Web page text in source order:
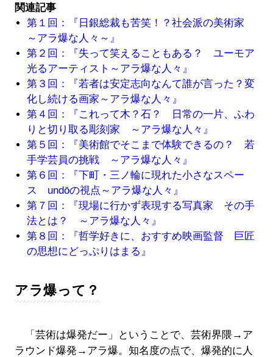
関連記事
第１回：『日銀総裁も苦笑！？社会派の美術家
～アラ爆な人々～』
第２回：『失って笑えることもある？ ユーモア
光るアーティスト～アラ爆な人々』
第３回：『若者は安定志向なんて誰が言った？変
化し続ける画家～アラ爆な人々』
第４回：『これって木？石？ 日常の一片、ふわ
りと切り取る彫刻家 ～アラ爆な人々』
第５回：『美術館でそこまで体験できるの？ 若
手学芸員の挑戦 ～アラ爆な人々』
第６回：『下町・三ノ輪に現れた小さなスペー
ス undōの視点～アラ爆な人々』
第７回：『現場に行かず表現する写真家 その手
法とは？ ～アラ爆な人々』
第８回：『哲学好きに、おすすめ映画監督 巨匠
の思想にどっぷりはまる』
アラ爆って？
「芸術は爆発だー」ということで、芸術界隈→ア
ラウンド爆発→アラ爆。知名度の点で、爆発的に人